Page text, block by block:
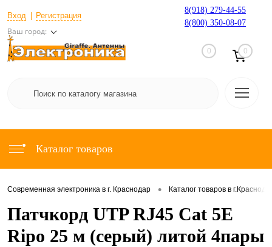
Вход Регистрация
Ваш город:
8(918) 279-44-55
8(800) 350-08-07
0 0
Каталог товаров
Современная электроника в г. Краснодар • Каталог товаров в
Патчкорд UTP RJ45 Cat 5E
Ripo 25 м (серый) литой 4пары